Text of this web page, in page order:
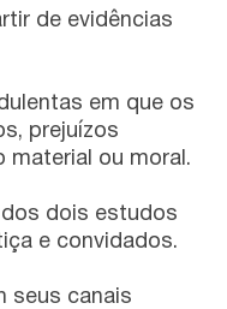
de evidências
em que os
prejuízos
material ou moral.
dois estudos
e convidados.
seus canais